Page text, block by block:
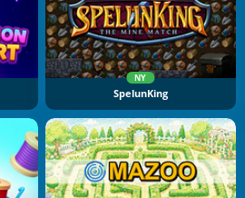
NY
SpelunKing